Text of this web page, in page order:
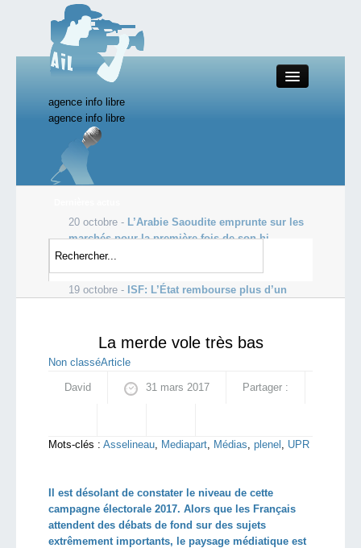
agence info libre
Close
Productions AIL
Actualité
Starting Doc
agence info libre
20 octobre - L’Arabie Saoudite emprunte sur les
marchés pour la première fois de son hi...
19 octobre -
s’envolent, dopés par le courtage
19 octobre - ISF: L’État rembourse plus d’un
La merde vole très bas
Non classéArticle
David 31 mars 2017 Partager :
Mots-clés : Asselineau, Mediapart, Médias, plenel , UPR
Il est désolant de constater le niveau de cette
campagne électorale 2017. Alors que les Français
attendent des débats de fond sur des sujets
extrêmement importants, le paysage médiatique est